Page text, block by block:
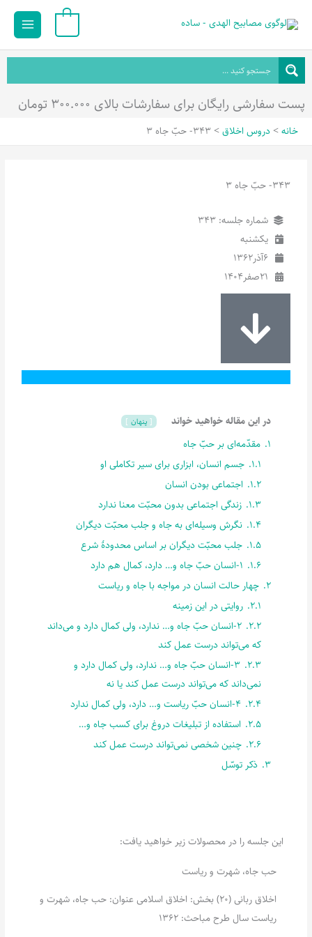
محتوا
Main
پست سفارشی رایگان برای سفارشات بالای ۳۰۰.۰۰۰ تومان
خانه دروس اخلاق 343- حبّ جاه 3
343- حبّ جاه 3
شماره جلسه: 343
یکشنبه
6آذر1362
21صفر1404
در این مقاله خواهید خواند پنهان
1. مقدّمه‌ای بر حبّ جاه
1.1. جسم انسان، ابزاری برای سیر تکاملی او
1.2. اجتماعی بودن انسان
1.3. زندگی اجتماعی بدون محبّت معنا ندارد
1.4. نگرش وسیله‌ای به جاه و جلب محبّت دیگران
1.5. جلب محبّت دیگران بر اساس محدودۀ شرع
1.6. 1-انسان حبّ جاه و… دارد، کمال هم دارد
2. چهار حالت انسان در مواجه با جاه و ریاست
2.1. روایتی در این زمینه
2.2.
2-انسان حبّ جاه و… ندارد، ولی کمال دارد و می‌داند
که می‌تواند درست عمل کند
2.3.
3-انسان حبّ جاه و… ندارد، ولی کمال دارد و
نمی‌داند که می‌تواند درست عمل کند یا نه
2.4. 4-انسان حبّ ریاست و… دارد، ولی کمال ندارد
2.5. استفاده از تبلیغات دروغ برای کسب جاه و…
2.6. چنین شخصی نمی‌تواند درست عمل کند
3. ذکر توسّل
این جلسه را در محصولات زیر خواهید یافت:
حب جاه، شهرت و ریاست
اخلاق ربانی (20) بخش: اخلاق اسلامی عنوان: حب جاه، شهرت و
ریاست سال طرح مباحث: 1362